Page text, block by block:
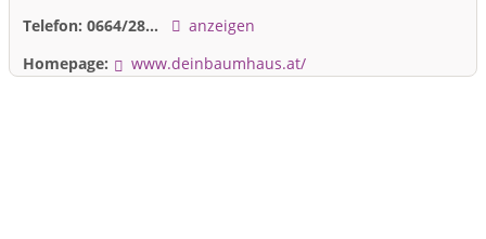
Telefon: 0664/28...
anzeigen
Homepage:
www.deinbaumhaus.at/